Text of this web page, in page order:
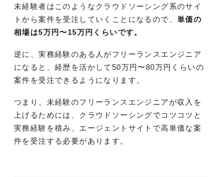
未経験者はこのようなクラウドソーシング系のサイ
トから案件を受注していくことになるので、 単価の
相場は5万円〜15万円くらいです。
逆に、実務経験のある人がフリーランスエンジニア
になると、経歴を活かして50万円〜80万円くらいの
案件を受注できるようになります。
つまり、未経験のフリーランスエンジニアが収入を
上げるためには、クラウドソーシングでコツコツと
実務経験を積み、エージェントサイトで高単価な案
件を受注する必要があります。